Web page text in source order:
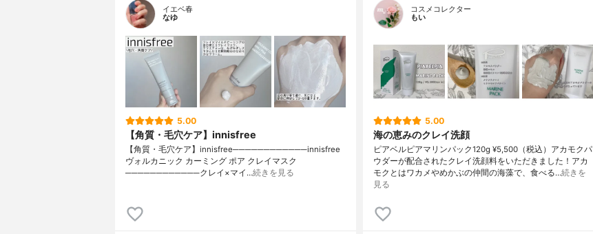
イエベ春
なゆ
5.00
【角質・毛穴ケア】innisfree
【角質・毛穴ケア】innisfree────────────innisfree
ヴォルカニック カーミング ポア クレイマスク
────────────クレイ×マイ…続きを見る
コスメコレクター
もい
5.00
海の恵みのクレイ洗顔
ピアベルピアマリンパック120g ¥5,500（税込）アカモクパ
ウダーが配合されたクレイ洗顔料をいただきました！アカ
モクとはワカメやめかぶの仲間の海藻で、食べる…続きを
見る